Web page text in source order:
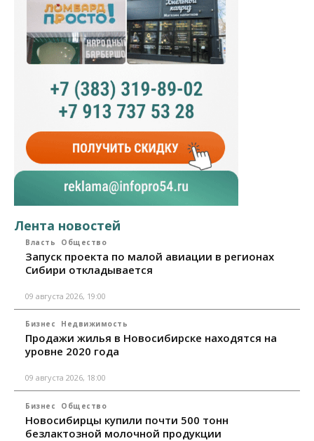
Лента новостей
Власть Общество
Запуск проекта по малой авиации в регионах
Сибири откладывается
09 августа 2026, 19:00
Бизнес Недвижимость
Продажи жилья в Новосибирске находятся на
уровне 2020 года
09 августа 2026, 18:00
Бизнес Общество
Новосибирцы купили почти 500 тонн
безлактозной молочной продукции